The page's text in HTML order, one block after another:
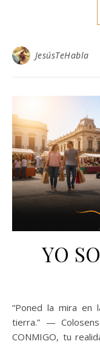
JesúsTeHabla
​YO
“Poned la mira en las cosas de arriba, no en las de la
tierra.” —
CONMIGO, tu